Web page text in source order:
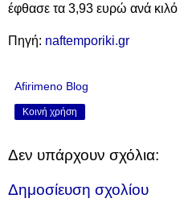
έφθασε τα 3,93 ευρώ ανά κιλό
Πηγή: naftemporiki.gr
Afirimeno Blog
Κοινή χρήση
Δεν υπάρχουν σχόλια:
Δημοσίευση σχολίου